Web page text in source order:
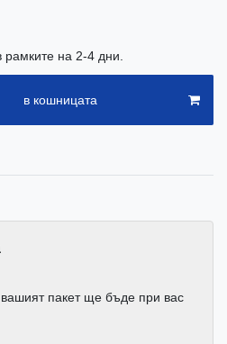
рамките на 2-4 дни.
в кошницата
пакет ще бъде при вас